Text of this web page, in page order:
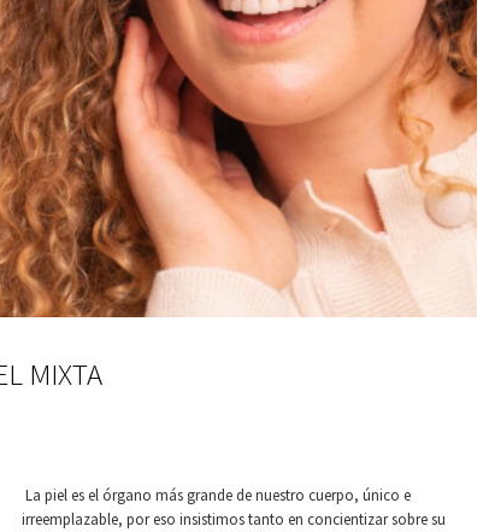
MIXTA
La piel es el órgano más grande de nuestro cuerpo, único e
irreemplazable, por eso insistimos tanto en concientizar sobre su